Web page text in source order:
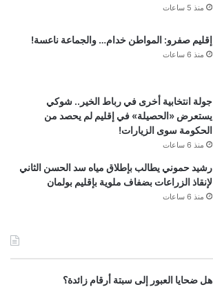
منذ 5 ساعات
إقليم صفرو: المواطن خدام… والجماعة ناعسة!
منذ 6 ساعات
جولة انتخابية أخرى في رباط الخير.. شوكي
يستعرض «الحصيلة» في إقليم لم يحصد من
الحكومة سوى الزيارات!
منذ 6 ساعات
رشيد حموني يطالب بإطلاق مياه سد الحسن الثاني
لإنقاذ الزراعات بضفاف ملوية بإقليم بولمان
منذ 6 ساعات
هل ضحايا العبور إلى سبتة أرقام زائدة؟